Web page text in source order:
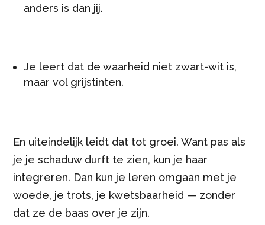
anders is dan jij.
Je leert dat de waarheid niet zwart-wit is,
maar vol grijstinten.
En uiteindelijk leidt dat tot groei. Want pas als
je je schaduw durft te zien, kun je haar
integreren. Dan kun je leren omgaan met je
woede, je trots, je kwetsbaarheid — zonder
dat ze de baas over je zijn.